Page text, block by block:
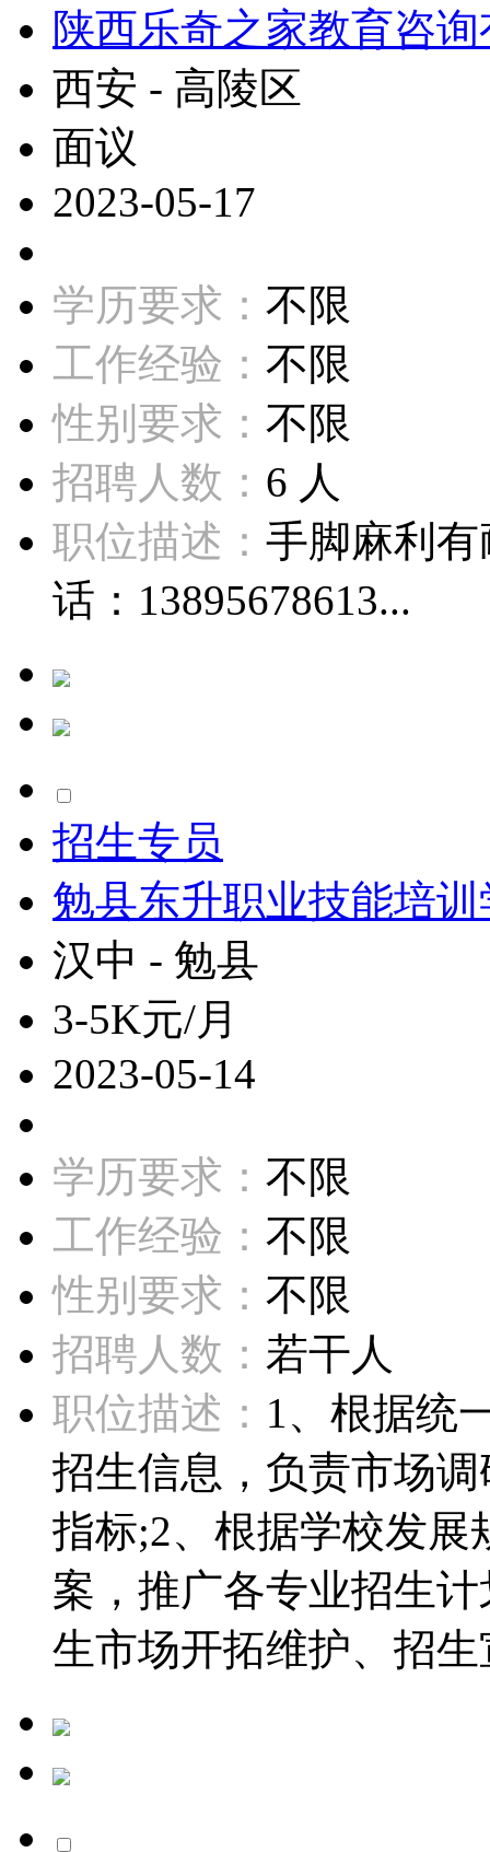
陕西乐奇之家教育咨
西安 - 高陵区
面议
2023-05-17
学历要求： 不限
工作经验： 不限
性别要求： 不限
招聘人数： 6 人
职位描述： 手脚麻利
话：13895678613...
招生专员
勉县东升职业技能培训
汉中 - 勉县
3-5K元/月
2023-05-14
学历要求： 不限
工作经验： 不限
性别要求： 不限
招聘人数： 若干人
职位描述： 1、根据统
招生信息，负责市场
指标;2、根据学校发
案，推广各专业招生
生市场开拓维护、招生